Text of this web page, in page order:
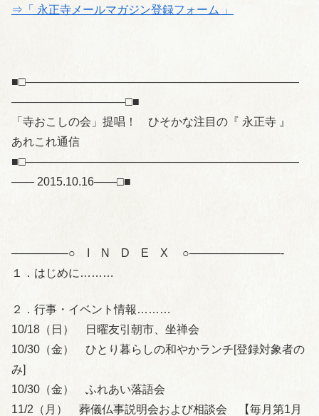
⇒「 永正寺メールマガジン登録フォーム 」
■□――――――――――――――――――――――――
――――――――――□■
「寺おこしの会」提唱！ ひそかな注目の『 永正寺 』
あれこれ通信
■□――――――――――――――――――――――――
―― 2015.10.16――□■
—————○ I N D E X ○————————-
１．はじめに………
２．行事・イベント情報………
10/18（日） 日曜友引朝市、坐禅会
10/30（金） ひとり暮らしの和やかランチ[登録対象者の
み]
10/30（金） ふれあい落語会
11/2（月） 葬儀仏事説明会および相談会 【毎月第1月